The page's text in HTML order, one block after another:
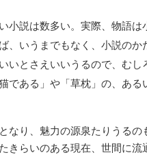
小説は数多い。実際、物語は
、いうまでもなく、小説のか
いとさえいいうるので、むし
である」や「草枕」の、ある
なり、魅力の源泉たりうるの
きらいのある現在、世間に流